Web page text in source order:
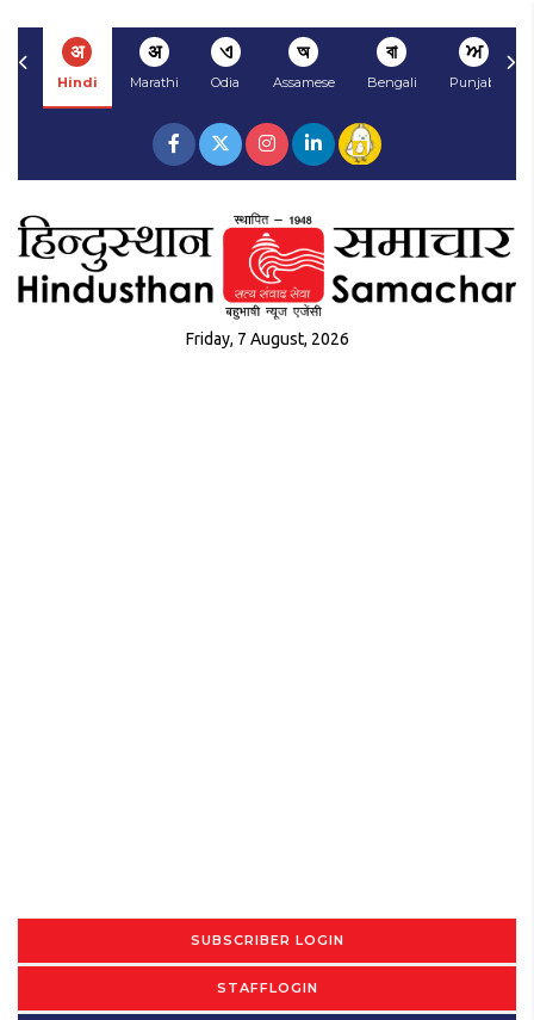
अ
Hindi
अ
Marathi
ଏ
Odia
অ
Assamese
বা
Bengali
ਅ
Punjabi
Friday, 7 August, 2026
SUBSCRIBER LOGIN
STAFFLOGIN